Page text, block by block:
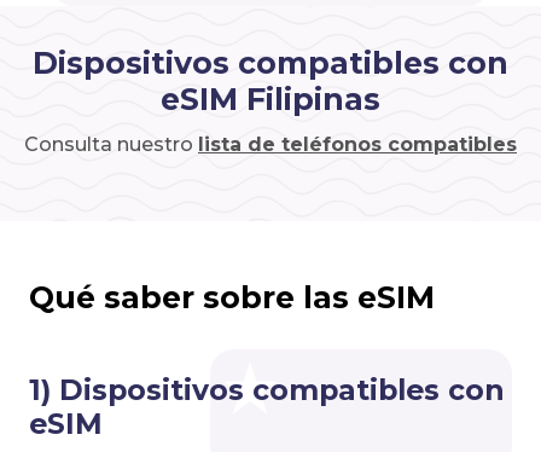
Dispositivos compatibles con
eSIM Filipinas
Consulta nuestro lista de teléfonos compatibles
Qué saber sobre las eSIM
1) Dispositivos compatibles con
eSIM